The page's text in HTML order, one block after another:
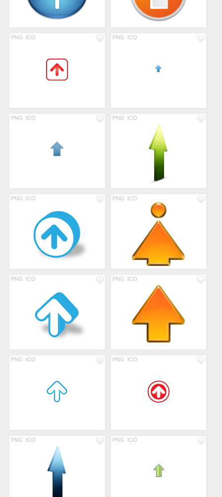
PNG ICO PNG ICO
PNG ICO PNG ICO
PNG ICO PNG ICO
PNG ICO PNG ICO
PNG ICO PNG ICO
PNG ICO PNG ICO